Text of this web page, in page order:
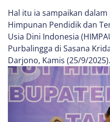
Hal itu ia sampaikan
Himpunan Pendidik dan
Usia Dini Indonesia
Purbalingga di Sasana
Darjono, Kamis (25/9/2025).